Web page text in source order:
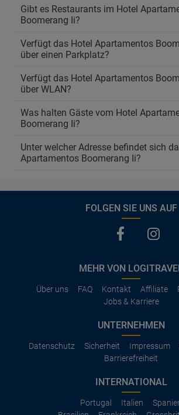
Gibt es Restaurants im Hotel
Boomerang Ii?
Verfügt das Hotel Apartamentos
über einen Parkplatz?
Verfügt das Hotel Apartamentos
über WLAN?
Was halten Gäste vom Hotel
Boomerang Ii?
Unter welcher Adresse befindet sich
Apartamentos Boomerang Ii?
FOLGEN SIE UNS AUF
MEHR VON
Über uns FAQ Kontakt Affiliate
Jobs & Karriere
UNTERNEHMEN
Datenschutz Sicherheit Impressum
Barrierefreiheit
INTERNATIONAL
Portugal Italien